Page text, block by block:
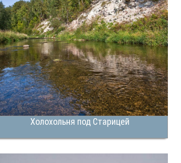
Холохольня под Старицей